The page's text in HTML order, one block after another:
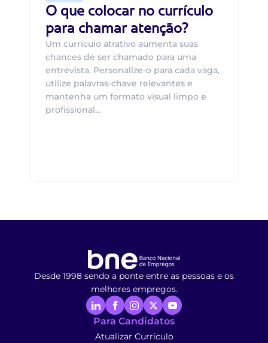
O que colocar no currículo
para chamar atenção?
Um currículo atrativo aumenta suas
chances de ser chamado para uma
entrevista. Personalize-o para cada vaga,
utilize palavras-chave relevantes e
mantenha um formato visual limpo e
profissional...
Desde 1998 sendo a ponte entre as pessoas e os
melhores empregos.
Para Candidatos
Atualizar Currículo